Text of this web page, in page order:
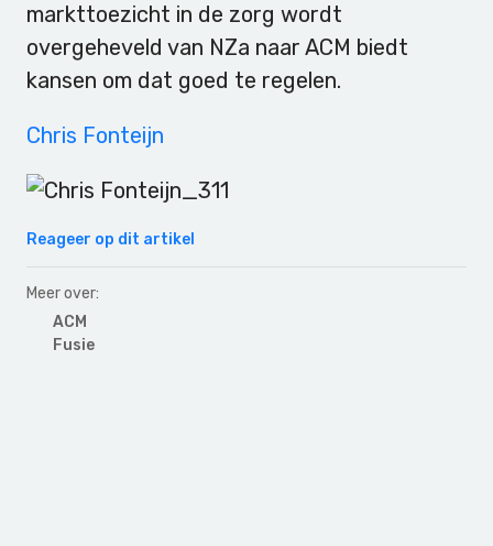
markttoezicht in de zorg wordt
overgeheveld van NZa naar ACM biedt
kansen om dat goed te regelen.
Chris Fonteijn
Reageer op dit artikel
Meer over:
ACM
Fusie